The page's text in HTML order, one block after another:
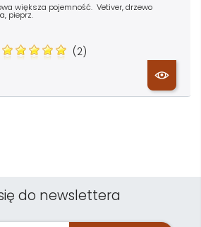
większa pojemność. Vetiver, drzewo
pieprz.
(2)
do newslettera